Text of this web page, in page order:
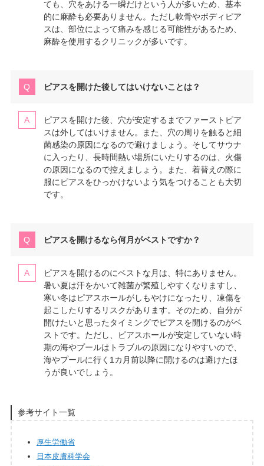
ても、穴をあける一瞬だけという人が多いため、基本
的に麻酔も必要ありません。ただし軟骨やボディピア
スは、部位によって痛みを感じる可能性があるため、
麻酔を使用するクリニックが多いです。
ピアスを開けた後してはいけないことは？
ピアスを開けた後、穴が安定するまでファーストピア
スは外してはいけません。また、穴の周りを触ると細
菌感染の原因になるので避けましょう。そしてサウナ
に入ったり、長時間熱い場所にいたりするのは、火傷
の原因になるので控えましょう。また、着替えの際に
服にピアスをひっかけないよう気をつけることも大切
です。
ピアスを開けるなら何月がベストですか？
ピアスを開けるのにベストな月は、特にありません。
暑い夏は汗をかいて雑菌が繁殖しやすくなりますし、
寒い冬はピアスホールがしもやけになったり、凍傷を
起こしたりするリスクがあります。そのため、自分が
開けたいと思ったタイミングでピアスを開けるのがベ
ストです。ただし、ピアスホールが安定していない時
期の海やプールはトラブルの原因になりやすいので、
海やプールに行く1カ月前以降に開けるのは避けたほ
うが良いでしょう。
参考サイト一覧
厚生労働省
日本皮膚科学会